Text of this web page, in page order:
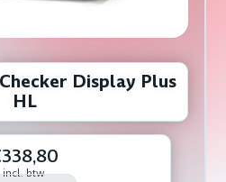
Display Plus
HL
incl. btw